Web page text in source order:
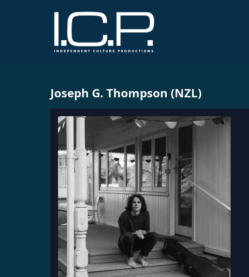
Joseph G. Thompson (NZL)